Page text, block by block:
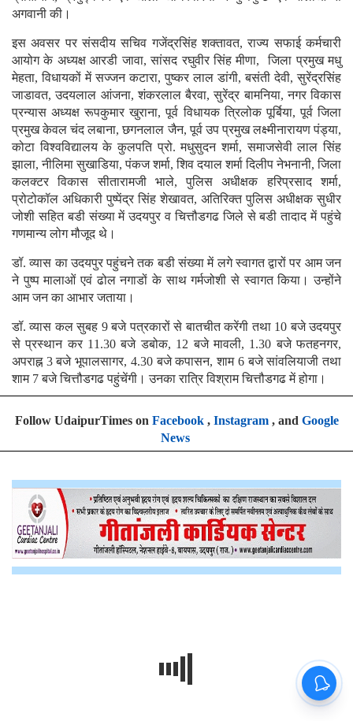
अगवानी की।
इस अवसर पर संसदीय सचिव गजेंद्रसिंह शक्तावत, राज्य सफाई कर्मचारी
आयोग के अध्यक्ष आरडी जावा, सांसद रघुवीर सिंह मीणा, जिला प्रमुख मधु
मेहता, विधायकों में सज्जन कटारा, पुष्कर लाल डांगी, बसंती देवी, सुरेंद्रसिंह
जाडावत, उदयलाल आंजना, शंकरलाल बैरवा, सुरेंद्र बामनिया, नगर विकास
प्रन्यास अध्यक्ष रूपकुमार खुराना, पूर्व विधायक त्रिलोक पूर्बिया, पूर्व जिला
प्रमुख केवल चंद लबाना, छगनलाल जैन, पूर्व उप प्रमुख लक्ष्मीनारायण पंड्या,
कोटा विश्वविद्यालय के कुलपति प्रो. मधुसुदन शर्मा, समाजसेवी लाल सिंह
झाला, नीलिमा सुखाडिया, पंकज शर्मा, शिव दयाल शर्मा दिलीप नेभनानी, जिला
कलक्टर विकास सीतारामजी भाले, पुलिस अधीक्षक हरिप्रसाद शर्मा,
प्रोटोकॉल अधिकारी पुष्पेंद्र सिंह शेखावत, अतिरिक्त पुलिस अधीक्षक सुधीर
जोशी सहित बडी संख्या में उदयपुर व चित्तौडगढ जिले से बडी तादाद में पहुंचे
गणमान्य लोग मौजूद थे।
डॉ. व्यास का उदयपुर पहुंचने तक बडी संख्या में लगे स्वागत द्वारों पर आम जन
ने पुष्प मालाओं एवं ढोल नगाडों के साथ गर्मजोशी से स्वागत किया। उन्होंने
आम जन का आभार जताया।
डॉ. व्यास कल सुबह 9 बजे पत्रकारों से बातचीत करेंगी तथा 10 बजे उदयपुर
से प्रस्थान कर 11.30 बजे डबोक, 12 बजे मावली, 1.30 बजे फतहनगर,
अपराह्न 3 बजे भूपालसागर, 4.30 बजे कपासन, शाम 6 बजे सांवलियाजी तथा
शाम 7 बजे चित्तौडगढ पहुंचेंगी। उनका रात्रि विश्राम चित्तौडगढ में होगा।
Follow UdaipurTimes on Facebook, Instagram, and Google
News